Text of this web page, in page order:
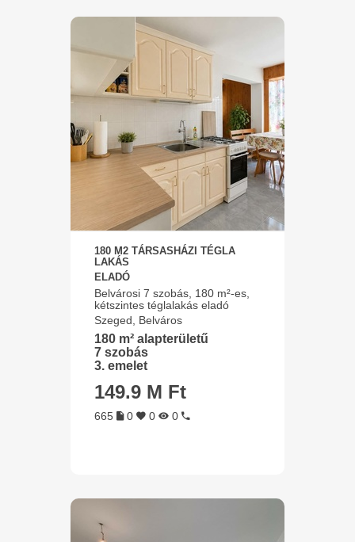
180 M2 TÁRSASHÁZI TÉGLA
LAKÁS
ELADÓ
Belvárosi 7 szobás, 180 m²-es,
kétszintes téglalakás eladó
Szeged, Belváros
180 m² alapterületű
7 szobás
3. emelet
149.9 M Ft
665 0 0 0